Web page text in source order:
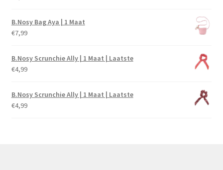
B.Nosy Bag Aya | 1 Maat
€7,99
B.Nosy Scrunchie Ally | 1 Maat | Laatste
€4,99
B.Nosy Scrunchie Ally | 1 Maat | Laatste
€4,99